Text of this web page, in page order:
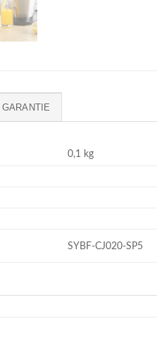
GARANTIE
0,1 kg
SYBF-CJ020-SP5